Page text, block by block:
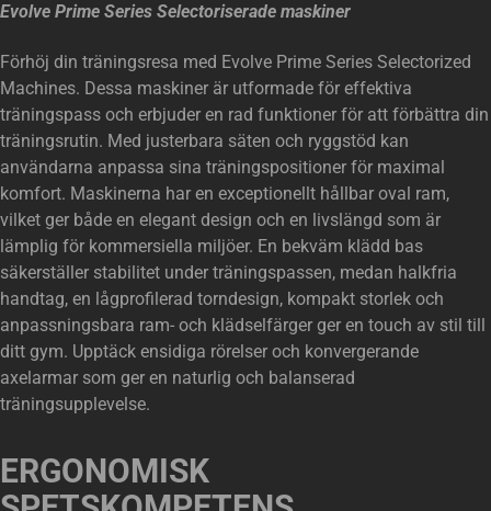
Evolve Prime Series Selectoriserade maskiner
Förhöj din träningsresa med Evolve Prime Series Selectorized
Machines. Dessa maskiner är utformade för effektiva
träningspass och erbjuder en rad funktioner för att förbättra din
träningsrutin. Med justerbara säten och ryggstöd kan
användarna anpassa sina träningspositioner för maximal
komfort. Maskinerna har en exceptionellt hållbar oval ram,
vilket ger både en elegant design och en livslängd som är
lämplig för kommersiella miljöer. En bekväm klädd bas
säkerställer stabilitet under träningspassen, medan halkfria
handtag, en lågprofilerad torndesign, kompakt storlek och
anpassningsbara ram- och klädselfärger ger en touch av stil till
ditt gym. Upptäck ensidiga rörelser och konvergerande
axelarmar som ger en naturlig och balanserad
träningsupplevelse.
ERGONOMISK